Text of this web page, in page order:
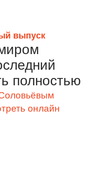
выпуск
полностью
онлайн